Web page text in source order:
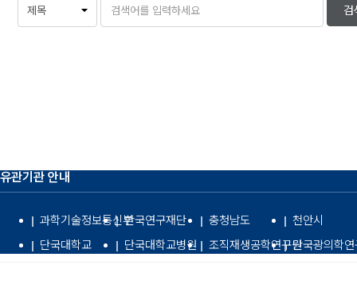
검
유관기관 안내
과학기술정보통신부한국연구재단 충청남도
천안시
단국대학교
단국대학교병원 조직재생공학연구원단국광의학